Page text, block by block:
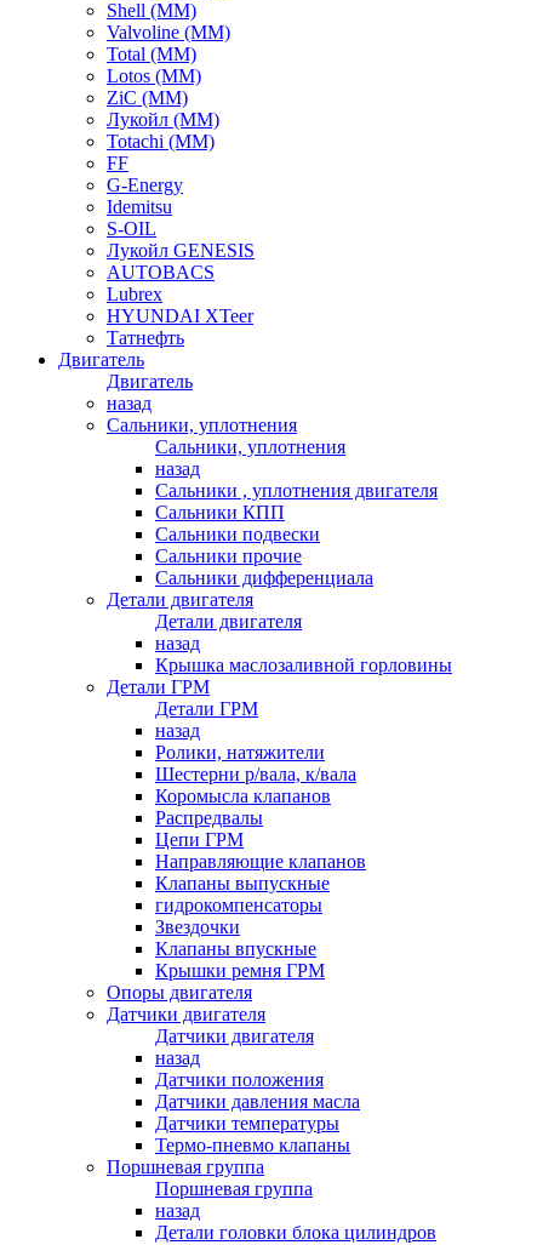
Shell (ММ)
Valvoline (ММ)
Total (ММ)
Lotos (ММ)
ZiC (ММ)
Лукойл (ММ)
Totachi (MM)
FF
G-Energy
Idemitsu
S-OIL
Лукойл GENESIS
AUTOBACS
Lubrex
HYUNDAI XTeer
Татнефть
Двигатель
Двигатель
назад
Сальники, уплотнения
Сальники, уплотнения
назад
Сальники , уплотнения двигателя
Сальники КПП
Сальники подвески
Сальники прочие
Сальники дифференциала
Детали двигателя
Детали двигателя
назад
Крышка маслозаливной горловины
Детали ГРМ
Детали ГРМ
назад
Ролики, натяжители
Шестерни р/вала, к/вала
Коромысла клапанов
Распредвалы
Цепи ГРМ
Направляющие клапанов
Клапаны выпускные
гидрокомпенсаторы
Звездочки
Клапаны впускные
Крышки ремня ГРМ
Опоры двигателя
Датчики двигателя
Датчики двигателя
назад
Датчики положения
Датчики давления масла
Датчики температуры
Термо-пневмо клапаны
Поршневая группа
Поршневая группа
назад
Детали головки блока цилиндров